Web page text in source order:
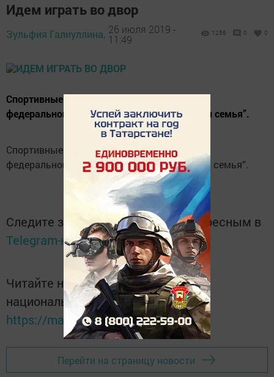
Идем играть во двор
Зульфия Галиуллина, 26 июля 2019 -
11:49
1256 0 0
Спортивные состязания прошли в рамках
федерального партийного проекта “Крепкая семья”.
Спортивные состязания прошли в рамках
федерального партийного проекта “Крепкая семья”.
Следите за самым важным и интересным в
Telegram-каналеТатмедиа
Читайте новости Татарстана в
национальном мессенджере MАХ:
https://max.ru/tatmedia
Перейти на страницу новости